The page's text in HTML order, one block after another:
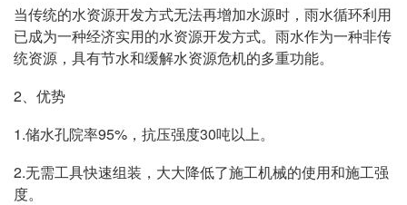
当传统的水资源开发方式无法再增加水源时，雨水循环利用
已成为一种经济实用的水资源开发方式。雨水作为一种非传
统资源，具有节水和缓解水资源危机的多重功能。
2、优势
1.储水孔院率95%，抗压强度30吨以上。
2.无需工具快速组装，大大降低了施工机械的使用和施工强
度。